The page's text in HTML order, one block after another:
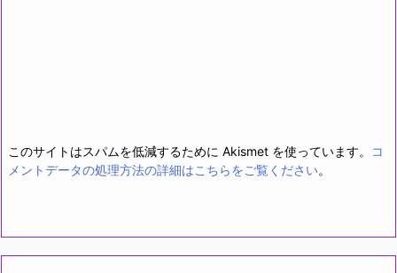
このサイトはスパムを低減するために Akismet を使っています。
コ
メントデータの処理方法の詳細はこちらをご覧ください。